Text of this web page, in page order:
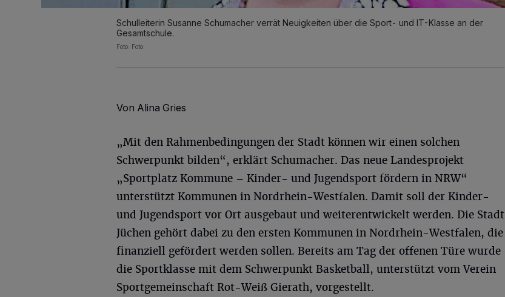
Schulleiterin Susanne Schumacher verrät Neuigkeiten über die Sport- und IT-Klasse an der
Gesamtschule.
Foto: Foto:
Von Alina Gries
„Mit den Rahmenbedingungen der Stadt können wir einen solchen
Schwerpunkt bilden“, erklärt Schumacher. Das neue Landesprojekt
„Sportplatz Kommune – Kinder- und Jugendsport fördern in NRW“
unterstützt Kommunen in Nordrhein-Westfalen. Damit soll der Kinder-
und Jugendsport vor Ort ausgebaut und weiterentwickelt werden. Die Stadt
Jüchen gehört dabei zu den ersten Kommunen in Nordrhein-Westfalen, die
finanziell gefördert werden sollen. Bereits am Tag der offenen Türe wurde
die Sportklasse mit dem Schwerpunkt Basketball, unterstützt vom Verein
Sportgemeinschaft Rot-Weiß Gierath, vorgestellt.